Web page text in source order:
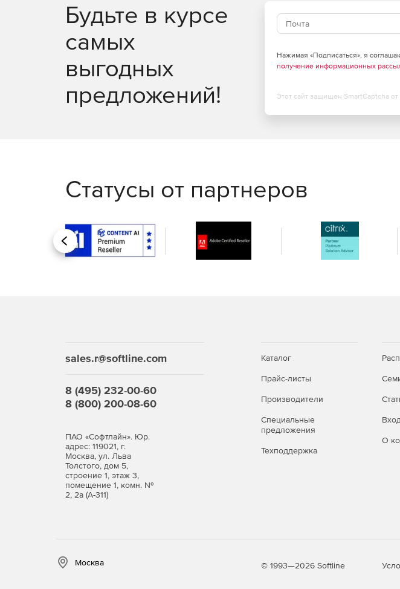
Будьте в курсе
самых
выгодных
предложений!
Нажимая «Подписаться», я
получение информационных
Этот сайт защищен SmartCaptcha
Статусы от партнеров
Назад
sales.r@softline.com
8 (495) 232-00-60
8 (800) 200-08-60
ПАО «Софтлайн». Юр.
адрес: 119021, г.
Москва, ул. Льва
Толстого, дом 5,
строение 1, этаж 3,
помещение 1, комн. №
2, 2а (А-311)
Каталог
Прайс-листы
Производители
Специальные
предложения
Техподдержка
О
Москва © 1993—2026 Softline